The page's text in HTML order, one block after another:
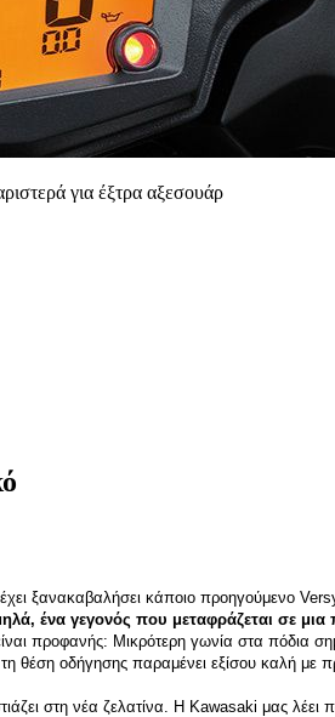
για έξτρα αξεσουάρ
έχει ξανακαβαλήσει κάποιο προηγούμενο
ένα γεγονός που μεταφράζεται σε
προφανής: Μικρότερη γωνία στα
θέση οδήγησης παραμένει εξίσου καλή με
στη νέα ζελατίνα. H Kawasaki μας